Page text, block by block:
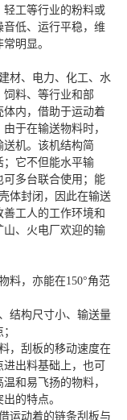
工等行业的粉料或
低、运行平稳，维
明显。
材、电力、化工、水
料、等行业和部
内，借助于运动着
于在输送物料时，
机。该机结构简
；它不但能水平输
多台联合使用；能
体封闭，因此在输送
工人的工作环境和
山、火电厂欢迎的输
料，亦能在150°角范
结构尺寸小、输送量
，刮板的移动速度在
出料基础上，也可
和易飞扬的物料，
的特点。
运动着的链条刮板与